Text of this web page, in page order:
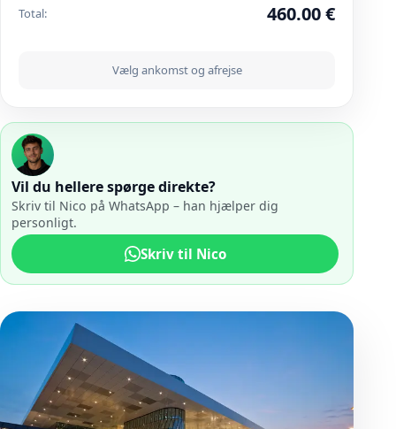
Total: 460.00€
Vælg ankomst og afrejse
Vil du hellere spørge direkte?
Skriv til Nico på WhatsApp – han hjælper dig
personligt.
Skriv til Nico